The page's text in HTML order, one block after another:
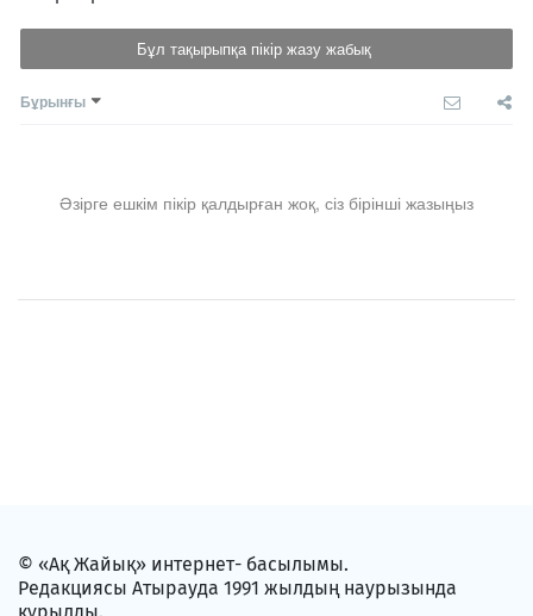
Бұл тақырыпқа пікір жазу жабық
Бұрынғы
Әзірге ешкім пікір қалдырған жоқ, сіз бірінші жазыңыз
© «Ақ Жайық» интернет- басылымы.
Редакциясы Атырауда 1991 жылдың наурызында
құрылды.